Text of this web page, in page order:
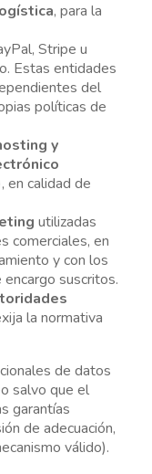
, para la
Stripe u
Estas entidades
del
políticas de
y
en calidad de
utilizadas
comerciales, en
y con los
suscritos.
la normativa
de datos
salvo que el
garantías
de adecuación,
válido).